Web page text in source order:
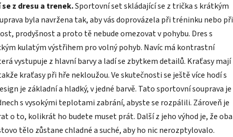
z dresu a trenek.Sportovní set skládající se z trička s krátkým
byla navržena tak, aby vás doprovázela při tréninku nebo při
prodyšnost a proto tě nebude omezovat v pohybu. Dres s
kulatým výstřihem pro volný pohyb. Navíc má kontrastní
vystupuje z hlavní barvy a ladí se zbytkem detailů. Kraťasy mají
kraťasy při hře nekloužou. Ve skutečnosti se ještě více hodí s
je základní a hladký, v jedné barvě. Tato sportovní souprava je
s vysokými teplotami zabrání, abyste se rozpálili. Zároveň je
o to, kolikrát ho budete muset prát. Další z jeho výhod je, že oba
tělo zůstane chladné a suché, aby ho nic nerozptylovalo.